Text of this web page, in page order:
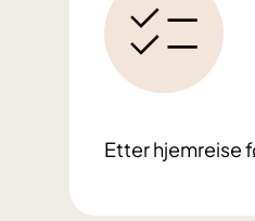
Etter hjemreise